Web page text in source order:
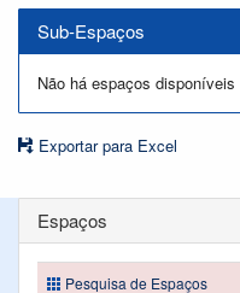
Sub-Espaços
Não há espaços disponíveis
Exportar para Excel
Espaços
Pesquisa de Espaços